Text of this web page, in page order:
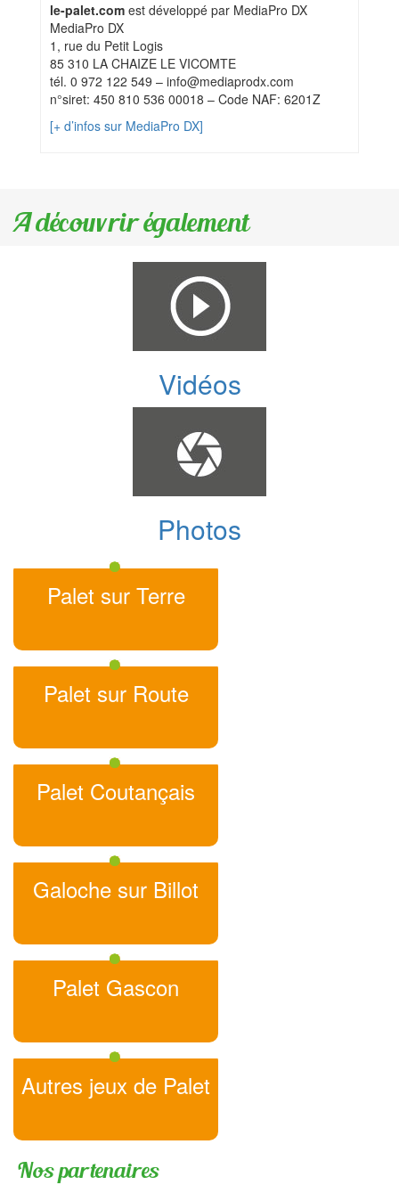
le-palet.com est développé par MediaPro DX
MediaPro DX
1, rue du Petit Logis
85 310 LA CHAIZE LE VICOMTE
tél. 0 972 122 549 – info@mediaprodx.com
n°siret: 450 810 536 00018 – Code NAF: 6201Z
[+ d’infos sur MediaPro DX]
A découvrir également
Vidéos
Photos
Palet sur Terre
Palet sur Route
Palet Coutançais
Galoche sur Billot
Palet Gascon
Autres jeux de Palet
Nos partenaires